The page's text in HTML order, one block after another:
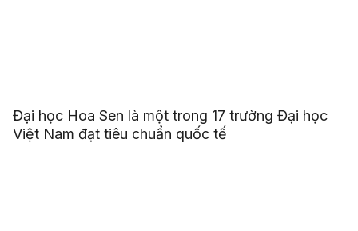
Đại học Hoa Sen là một trong 17 trường Đại học
Việt Nam đạt tiêu chuẩn quốc tế